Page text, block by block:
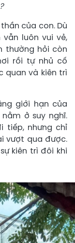
của con. Dù
luôn vui vẻ,
thường hỏi còn
rồi tự nhủ cố
quan và kiên trì
giới hạn của
ở suy nghĩ.
tiếp, nhưng chỉ
vượt qua được.
kiên trì đôi khi